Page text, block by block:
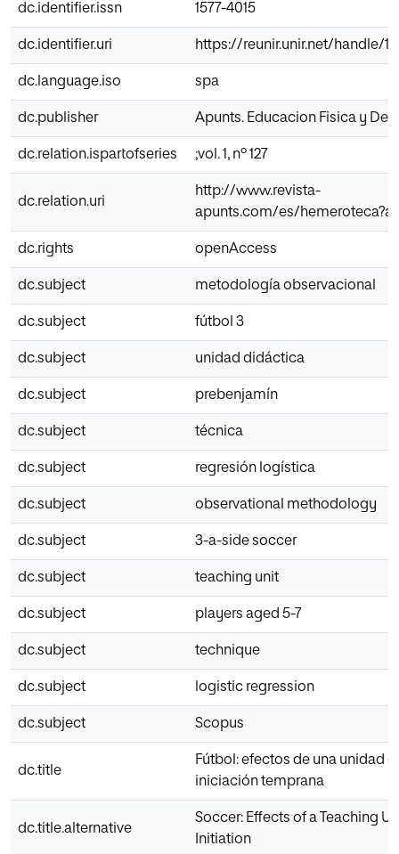
dc.identifier.issn 1577-4015
dc.identifier.uri https://reunir.unir.net/handle/
dc.language.iso spa
dc.publisher Apunts. Educacion Fisica y
dc.relation.ispartofseries ;vol. 1, nº 127
dc.relation.uri
http://www.revista-
apunts.com/es/
dc.rights openAccess
dc.subject metodología observacional
dc.subject fútbol 3
dc.subject unidad didáctica
dc.subject prebenjamín
dc.subject técnica
dc.subject regresión logística
dc.subject observational methodology
dc.subject 3-a-side soccer
dc.subject teaching unit
dc.subject players aged 5-7
dc.subject technique
dc.subject logistic regression
dc.subject Scopus
dc.title
Fútbol: efectos de una unidad
iniciación temprana
dc.title.alternative
Soccer: Effects of a Teaching
Initiation